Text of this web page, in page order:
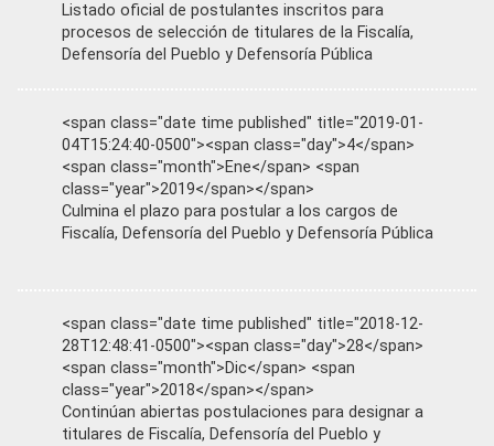
Listado oficial de postulantes inscritos para
procesos de selección de titulares de la Fiscalía,
Defensoría del Pueblo y Defensoría Pública
<span class="date time published" title="2019-01-
04T15:24:40-0500"><span class="day">4</span>
<span class="month">Ene</span> <span
class="year">2019</span></span>
Culmina el plazo para postular a los cargos de
Fiscalía, Defensoría del Pueblo y Defensoría Pública
<span class="date time published" title="2018-12-
28T12:48:41-0500"><span class="day">28</span>
<span class="month">Dic</span> <span
class="year">2018</span></span>
Continúan abiertas postulaciones para designar a
titulares de Fiscalía, Defensoría del Pueblo y